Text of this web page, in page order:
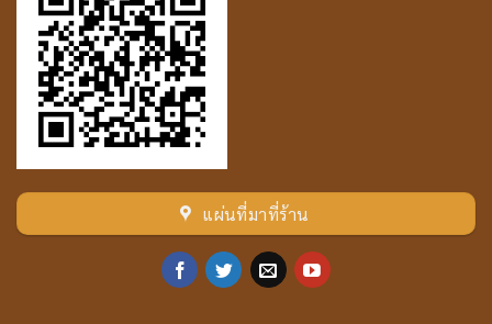
แผ่นที่มาที่ร้าน